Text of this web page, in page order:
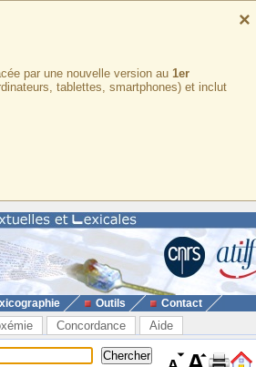
×
par une nouvelle version au 1er
tablettes, smartphones) et inclut
Outils Contact
Concordance Aide